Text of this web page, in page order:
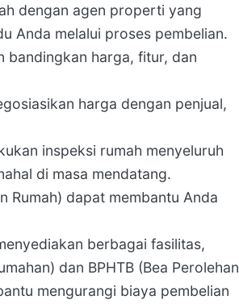
dengan agen properti yang
Anda melalui proses pembelian.
harga, fitur, dan
harga dengan penjual,
inspeksi rumah menyeluruh
di masa mendatang.
Rumah) dapat membantu Anda
berbagai fasilitas,
dan BPHTB (Bea Perolehan
mengurangi biaya pembelian